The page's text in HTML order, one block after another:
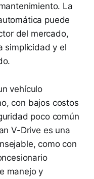
La
puede
del mercado,
simplicidad y el
vehículo
con bajos costos
poco común
V-Drive es una
como con
manejo y